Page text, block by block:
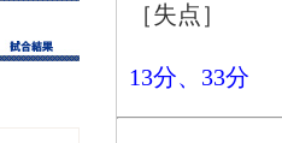
［失点］
13分、33分